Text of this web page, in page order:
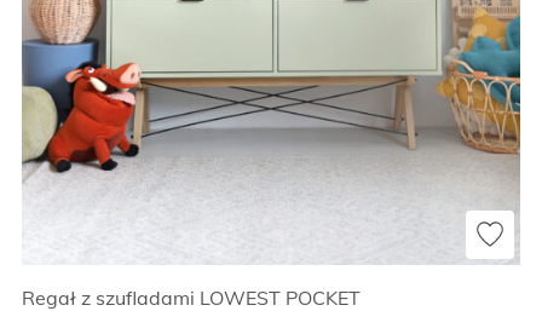
Regał z szufladami LOWEST POCKET